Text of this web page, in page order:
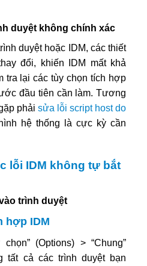
duyệt không chính xác
duyệt hoặc IDM, các thiết
đổi, khiến IDM mất khả
tra lại các tùy chọn tích hợp
đầu tiên cần làm. Tương
phải sửa lỗi script host do
hệ thống là cực kỳ cần
lỗi IDM không tự bắt
trình duyệt
hợp IDM
(Options) > “Chung”
tất cả các trình duyệt bạn